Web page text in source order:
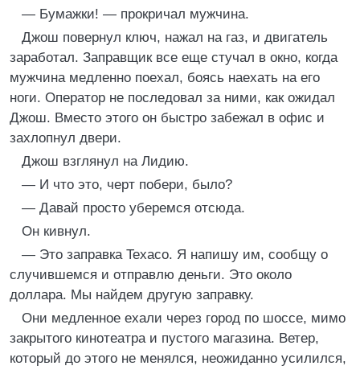
— Бумажки! — прокричал мужчина.
Джош повернул ключ, нажал на газ, и двигатель
заработал. Заправщик все еще стучал в окно, когда
мужчина медленно поехал, боясь наехать на его
ноги. Оператор не последовал за ними, как ожидал
Джош. Вместо этого он быстро забежал в офис и
захлопнул двери.
Джош взглянул на Лидию.
— И что это, черт побери, было?
— Давай просто уберемся отсюда.
Он кивнул.
— Это заправка Texaco. Я напишу им, сообщу о
случившемся и отправлю деньги. Это около
доллара. Мы найдем другую заправку.
Они медленное ехали через город по шоссе, мимо
закрытого кинотеатра и пустого магазина. Ветер,
который до этого не менялся, неожиданно усилился,